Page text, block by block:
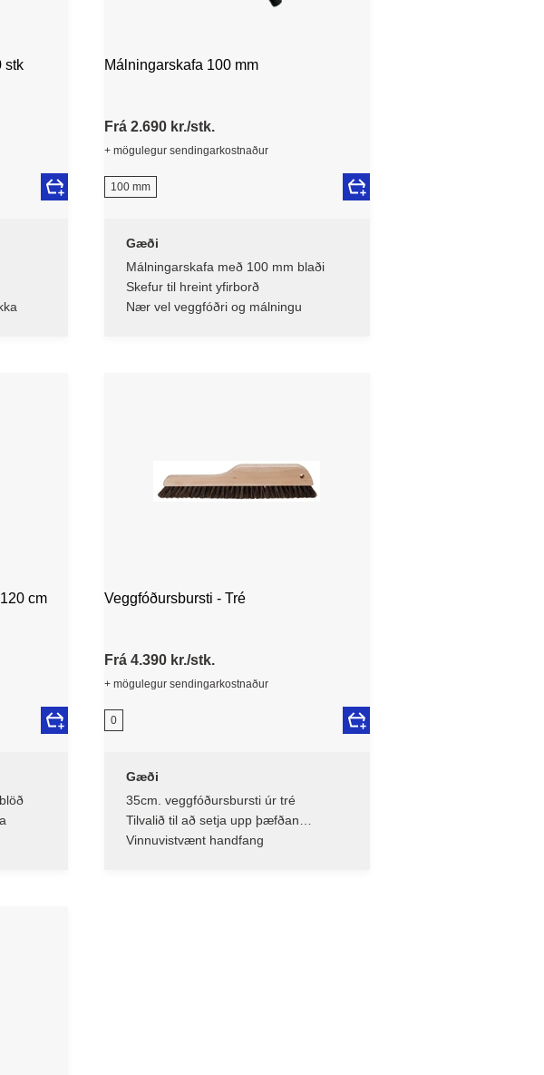
stk Málningarskafa 100 mm
Frá 2.690 kr./stk.
+ mögulegur sendingarkostnaður
100 mm
Gæði
Málningarskafa með 100 mm blaði
Skefur til hreint yfirborð
Nær vel veggfóðri og málningu
cm
Veggfóðursbursti - Tré
Frá 4.390 kr./stk.
+ mögulegur sendingarkostnaður
0
Gæði
35cm. veggfóðursbursti úr tré
Tilvalið til að setja upp þæfðan
dúk/vefnað eða veggfóður
Vinnuvistvænt handfang